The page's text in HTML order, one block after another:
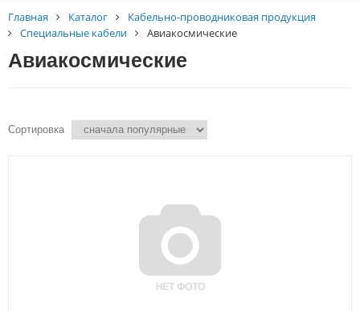
Главная Каталог
Кабельно-проводниковая продукция
Специальные кабели
Авиакосмические
Авиакосмические
Сортировка